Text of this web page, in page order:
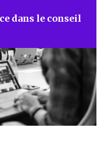
dans le conseil